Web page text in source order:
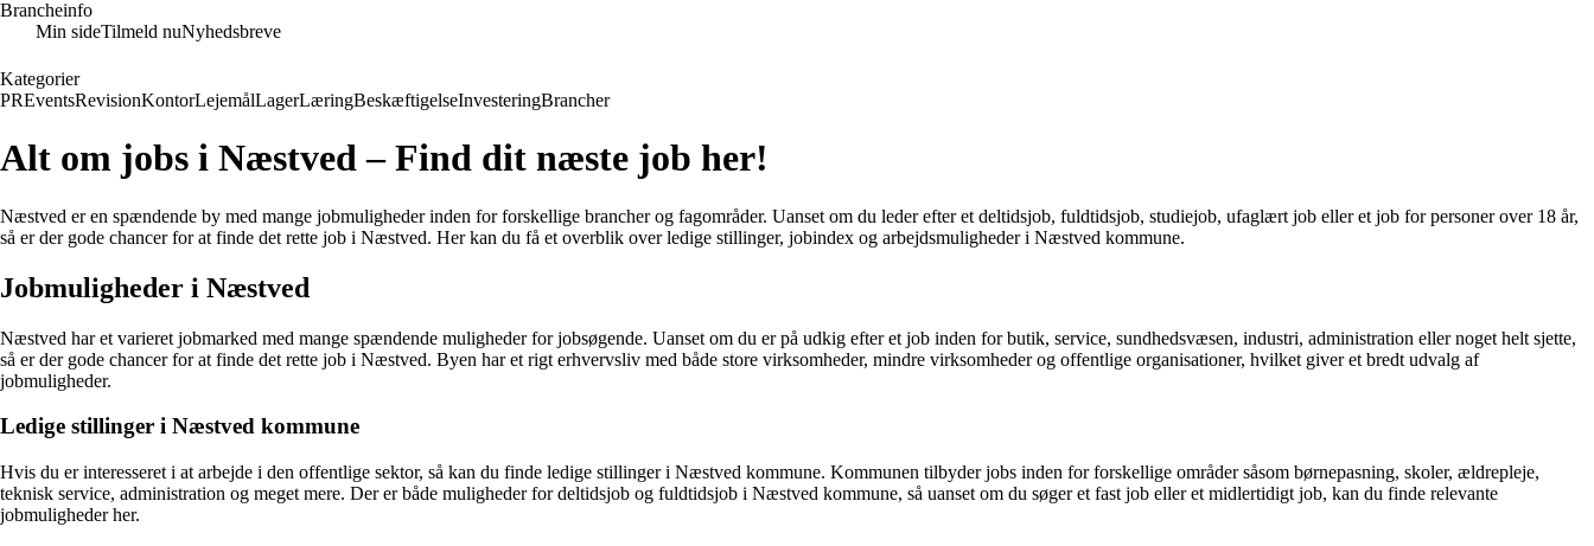
Brancheinfo
Min sideTilmeld nuNyhedsbreve
Kategorier
PREventsRevisionKontorLejemålLagerLæringBeskæftigelseInvesteringBrancher
Alt om jobs i Næstved – Find dit næste job her!
Næstved er en spændende by med mange jobmuligheder inden for forskellige brancher og fagområder. Uanset om du leder efter et deltidsjob, fuldtidsjob, studiejob, ufaglært job eller et job for personer over 18 år,
så er der gode chancer for at finde det rette job i Næstved. Her kan du få et overblik over ledige stillinger, jobindex og arbejdsmuligheder i Næstved kommune.
Jobmuligheder i Næstved
Næstved har et varieret jobmarked med mange spændende muligheder for jobsøgende. Uanset om du er på udkig efter et job inden for butik, service, sundhedsvæsen, industri, administration eller noget helt sjette,
så er der gode chancer for at finde det rette job i Næstved. Byen har et rigt erhvervsliv med både store virksomheder, mindre virksomheder og offentlige organisationer, hvilket giver et bredt udvalg af
jobmuligheder.
Ledige stillinger i Næstved kommune
Hvis du er interesseret i at arbejde i den offentlige sektor, så kan du finde ledige stillinger i Næstved kommune. Kommunen tilbyder jobs inden for forskellige områder såsom børnepasning, skoler, ældrepleje,
teknisk service, administration og meget mere. Der er både muligheder for deltidsjob og fuldtidsjob i Næstved kommune, så uanset om du søger et fast job eller et midlertidigt job, kan du finde relevante
jobmuligheder her.